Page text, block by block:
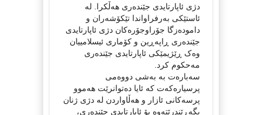
دژی ئاپارتایدی جێندەری هەڵکرا. لە
ئاستێکی بەرفراواندا تێکۆشەران و
دامودەزگا جۆراوجۆرەکان دژی ئاپارتایدی
جێندەری ڕاپەڕین و کۆماری ئیسلامییان
وەک ڕێژیمێکی ئاپارتایدی جێندەری
مەحکوم کرد.
سەبارەت بە بەشی دووەمی
پرسیارەکەت کە ئایا دەتوانرێت هەموو
پرسەکانی ئازار و هەڵاواردن لە دژی ژنان
بگەڕێندرێتەوە بۆ ئاپارتایدی جێندەری،